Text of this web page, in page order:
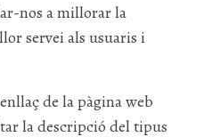
nos a millorar la
servei als usuaris i
de la pàgina web
la descripció del tipus